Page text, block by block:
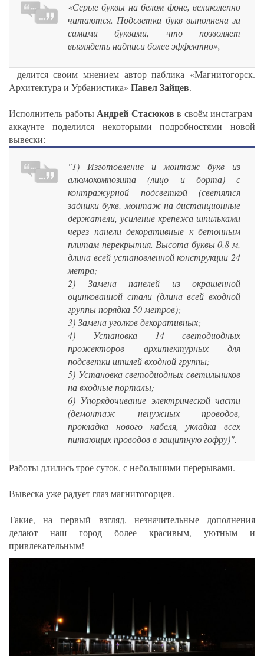
«Серые буквы на белом фоне, великолепно
читаются. Подсветка букв выполнена за
самими буквами, что позволяет
выглядеть надписи более эффектно»,
- делится своим мнением автор паблика «Магнитогорск.
Архитектура и Урбанистика» Павел Зайцев.
Исполнитель работыАндрей Стасюков в своём инстаграм-
аккаунте поделился некоторыми подробностями новой
вывески:
"1) Изготовление и монтаж букв из
алюмокомпозита (лицо и борта) с
контражурной подсветкой (светятся
задники букв, монтаж на дистанционные
держатели, усиление крепежа шпильками
через панели декоративные к бетонным
плитам перекрытия. Высота буквы 0,8 м,
длина всей установленной конструкции 24
метра;
2) Замена панелей из окрашенной
оцинкованной стали (длина всей входной
группы порядка 50 метров);
3) Замена уголков декоративных;
4) Установка 14 светодиодных
прожекторов архитектурных для
подсветки шпилей входной группы;
5) Установка светодиодных светильников
на входные порталы;
6) Упорядочивание электрической части
(демонтаж ненужных проводов,
прокладка нового кабеля, укладка всех
питающих проводов в защитную гофру)".
Работы длились трое суток, с небольшими перерывами.
Вывеска уже радует глаз магнитогорцев.
Такие, на первый взгляд, незначительные дополнения
делают наш город более красивым, уютным и
привлекательным!